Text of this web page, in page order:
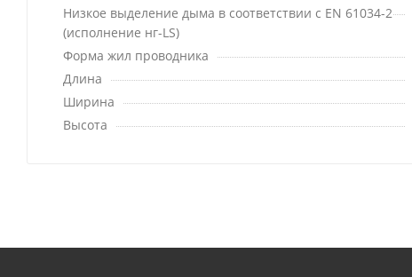
Низкое выделение дыма в соответствии с EN 61034-2
(исполнение нг-LS)
Форма жил проводника
Длина
Ширина
Высота